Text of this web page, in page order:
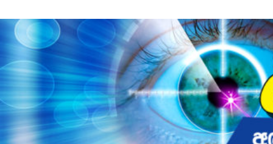
to
contentvinivida.lk